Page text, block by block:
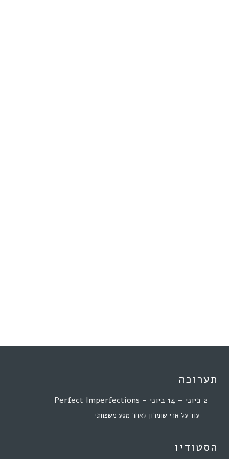
תערוכה
2 ביוני – 14 ביוני – Perfect Imperfections
עוד על ארי שומרון לאחר מסע משפחתי
הסטודיו